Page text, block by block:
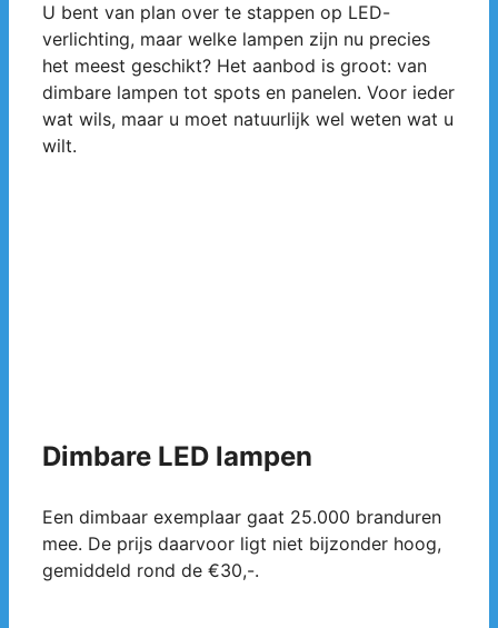
U bent van plan over te stappen op LED-
verlichting, maar welke lampen zijn nu precies
het meest geschikt? Het aanbod is groot: van
dimbare lampen tot spots en panelen. Voor ieder
wat wils, maar u moet natuurlijk wel weten wat u
wilt.
Dimbare LED lampen
Een dimbaar exemplaar gaat 25.000 branduren
mee. De prijs daarvoor ligt niet bijzonder hoog,
gemiddeld rond de €30,-.